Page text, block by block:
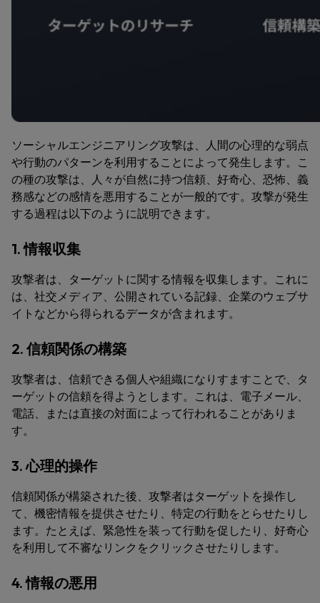
ソーシャルエンジニアリング攻撃は、人間の心理的な弱点
や行動のパターンを利用することによって発生します。こ
の種の攻撃は、人々が自然に持つ信頼、好奇心、恐怖、義
務感などの感情を悪用することが一般的です。攻撃が発生
する過程は以下のように説明できます。
1. 情報収集
攻撃者は、ターゲットに関する情報を収集します。これに
は、社交メディア、公開されている記録、企業のウェブサ
イトなどから得られるデータが含まれます。
2. 信頼関係の構築
攻撃者は、信頼できる個人や組織になりすますことで、タ
ーゲットの信頼を得ようとします。これは、電子メール、
電話、または直接の対面によって行われることがありま
す。
3. 心理的操作
信頼関係が構築された後、攻撃者はターゲットを操作し
て、機密情報を提供させたり、特定の行動をとらせたりし
ます。たとえば、緊急性を装って行動を促したり、好奇心
を利用して不審なリンクをクリックさせたりします。
4. 情報の悪用